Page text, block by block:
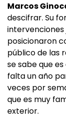
Marcos
descifrar. Su
intervenciones
posicionaron
público de las
se sabe que
falta un año
veces por
que es muy
exterior.